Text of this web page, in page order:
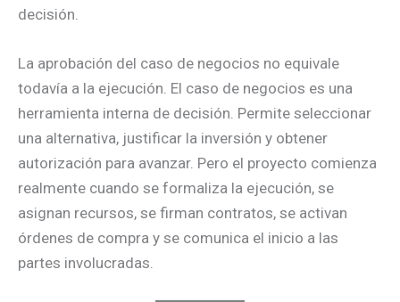
decisión.
La aprobación del caso de negocios no equivale
todavía a la ejecución. El caso de negocios es una
herramienta interna de decisión. Permite seleccionar
una alternativa, justificar la inversión y obtener
autorización para avanzar. Pero el proyecto comienza
realmente cuando se formaliza la ejecución, se
asignan recursos, se firman contratos, se activan
órdenes de compra y se comunica el inicio a las
partes involucradas.